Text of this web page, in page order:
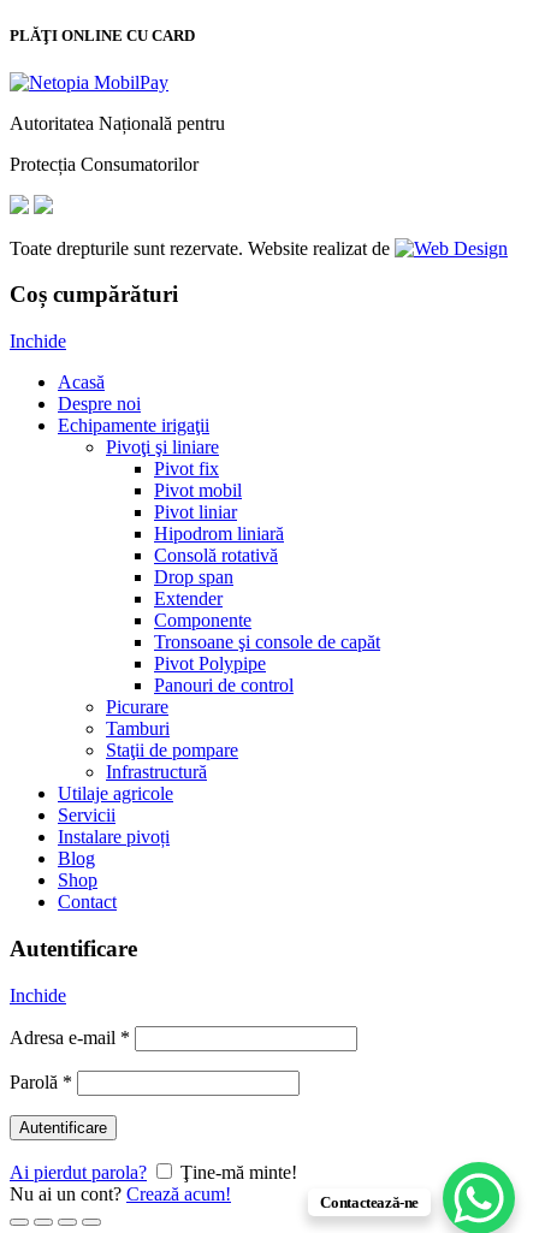
PLĂŢI ONLINE CU CARD
Autoritatea Națională pentru
Protecția Consumatorilor
Toate drepturile sunt rezervate. Website realizat de
Coș cumpărături
Inchide
Contactează-ne
Acasă
Despre noi
Echipamente irigaţii
Pivoţi şi liniare
Pivot fix
Pivot mobil
Pivot liniar
Hipodrom liniară
Consolă rotativă
Drop span
Extender
Componente
Tronsoane şi console de capăt
Pivot Polypipe
Panouri de control
Picurare
Tamburi
Staţii de pompare
Infrastructură
Utilaje agricole
Servicii
Instalare pivoți
Blog
Shop
Contact
Autentificare
Inchide
Adresa e-mail *
Parolă *
Autentificare
Ai pierdut parola?
Ţine-mă minte!
Nu ai un cont? Crează acum!